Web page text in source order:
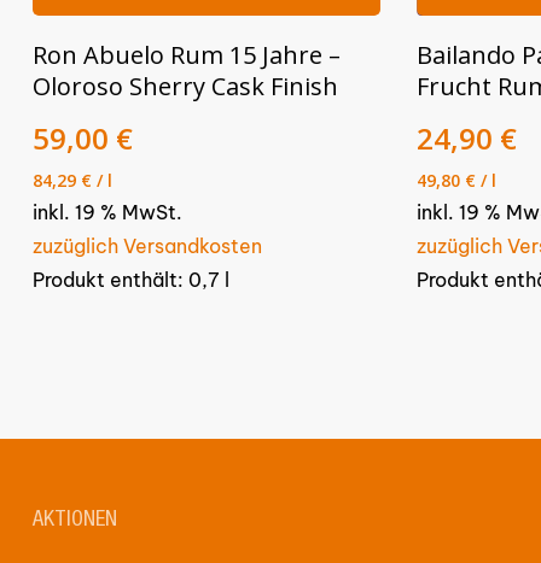
Ron Abuelo Rum 15 Jahre –
Oloroso Sherry Cask Finish
59,00 €
84,29 €/ l
inkl. 19 % MwSt.
zuzüglich Versandkosten
Produkt enthält: 0,7
Bailando
Frucht
24,90 €
49,80 € / l
inkl. 19 %
zuzüglich
Produkt
AKTIONEN